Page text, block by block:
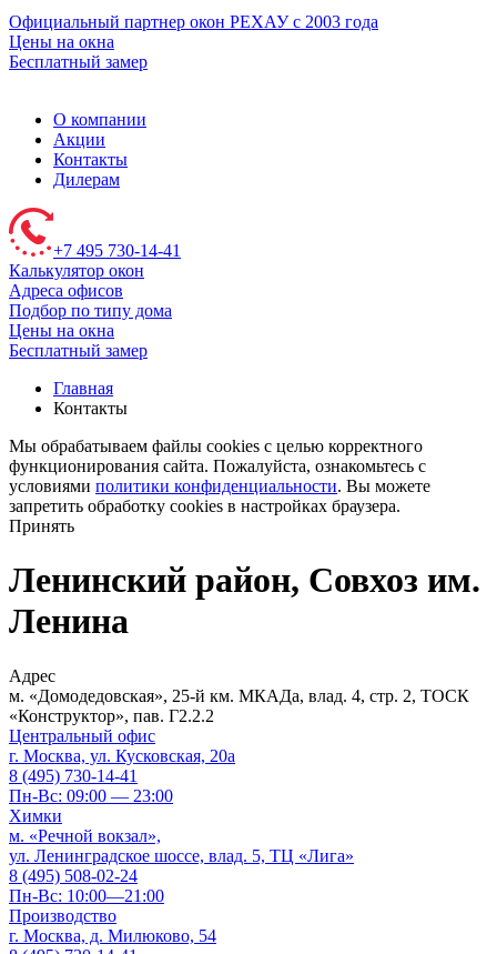
Официальный партнер окон РЕХАУ с 2003 года
Цены на окна
Бесплатный замер
О компании
Акции
Контакты
Дилерам
+7 495 730-14-41
Калькулятор окон
Адреса офисов
Подбор по типу дома
Цены на окна
Бесплатный замер
Главная
Контакты
Мы обрабатываем файлы cookies с целью корректного
функционирования сайта. Пожалуйста, ознакомьтесь с
условиями политики конфиденциальности. Вы можете
запретить обработку cookies в настройках браузера.
Принять
Ленинский район, Совхоз им.
Ленина
Адрес
м. «Домодедовская», 25-й км. МКАДа, влад. 4, стр. 2, ТОСК
«Конструктор», пав. Г2.2.2
Центральный офис
г. Москва, ул. Кусковская, 20а
8 (495) 730-14-41
Пн-Вс: 09:00 — 23:00
Химки
м. «Речной вокзал»,
ул. Ленинградское шоссе, влад. 5, ТЦ «Лига»
8 (495) 508-02-24
Пн-Вс: 10:00—21:00
Производство
г. Москва, д. Милюково, 54